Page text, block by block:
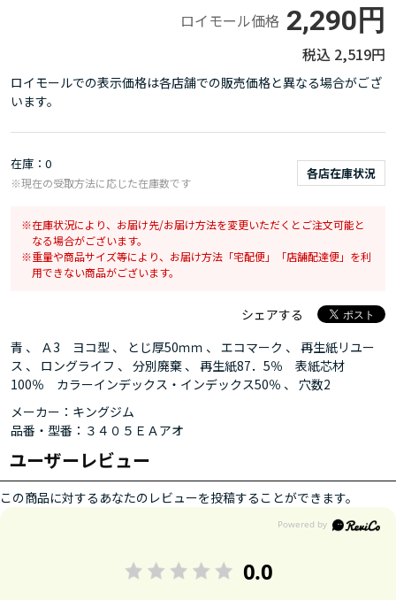
ロイモール価格 2,290円
2,519円
ロイモールでの表示価格は各店舗での販売価格と異なる場合がござ
います。
在庫 0
各店在庫状況
※現在の受取方法に応じた在庫数です
在庫状況により、お届け先/お届け方法を変更いただくとご注文可能と
なる場合がございます。
重量や商品サイズ等により、お届け方法「宅配便」「店舗配達便」を利
用できない商品がございます。
シェアする
青 、 Ａ3 ヨコ型 、 とじ厚50ｍｍ 、 エコマーク 、 再生紙リユー
ス 、 ロングライフ 、 分別廃棄 、 再生紙87．5％ 表紙芯材
100％ カラーインデックス・インデックス50％ 、 穴数2
メーカー：キングジム
品番・型番：３４０５ＥＡアオ
ユーザーレビュー
この商品に対するあなたのレビューを投稿することができます。
0.0